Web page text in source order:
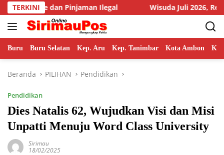
Langsung
ke
konten
TERKINI
Ilegal Wisuda Juli 2026, Rektor Unpatti Paparkan
Buru Buru Selatan Kep. Aru Kep. Tanimbar Kota Ambon
Beranda PILIHAN Pendidikan
Pendidikan
Dies Natalis 62, Wujudkan Visi dan Misi
Unpatti Menuju Word Class University
Sirimau
18/02/2025